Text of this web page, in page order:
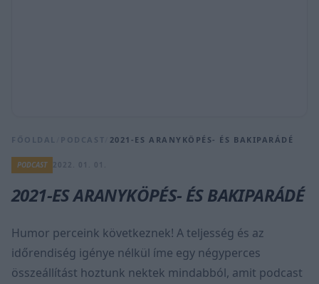
FŐOLDAL PODCAST 2021-ES ARANYKÖPÉS- ÉS BAKIPARÁDÉ
PODCAST
2021-ES ARANYKÖPÉS- ÉS BAKIPARÁDÉ
Humor perceink következnek! A teljesség és az
időrendiség igénye nélkül íme egy négyperces
összeállítást hoztunk nektek mindabból, amit podcast